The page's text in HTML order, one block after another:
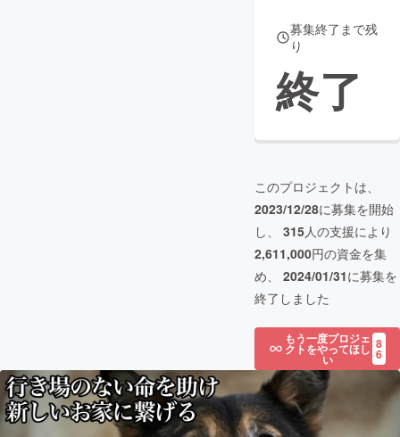
募集終了まで残
り
終了
このプロジェクトは、
2023/12/28に募集を開始
し、 315人の支援により
2,611,000円の資金を集
め、 2024/01/31に募集を
終了しました
もう一度プロジェ
クトをやってほし
い
8
6